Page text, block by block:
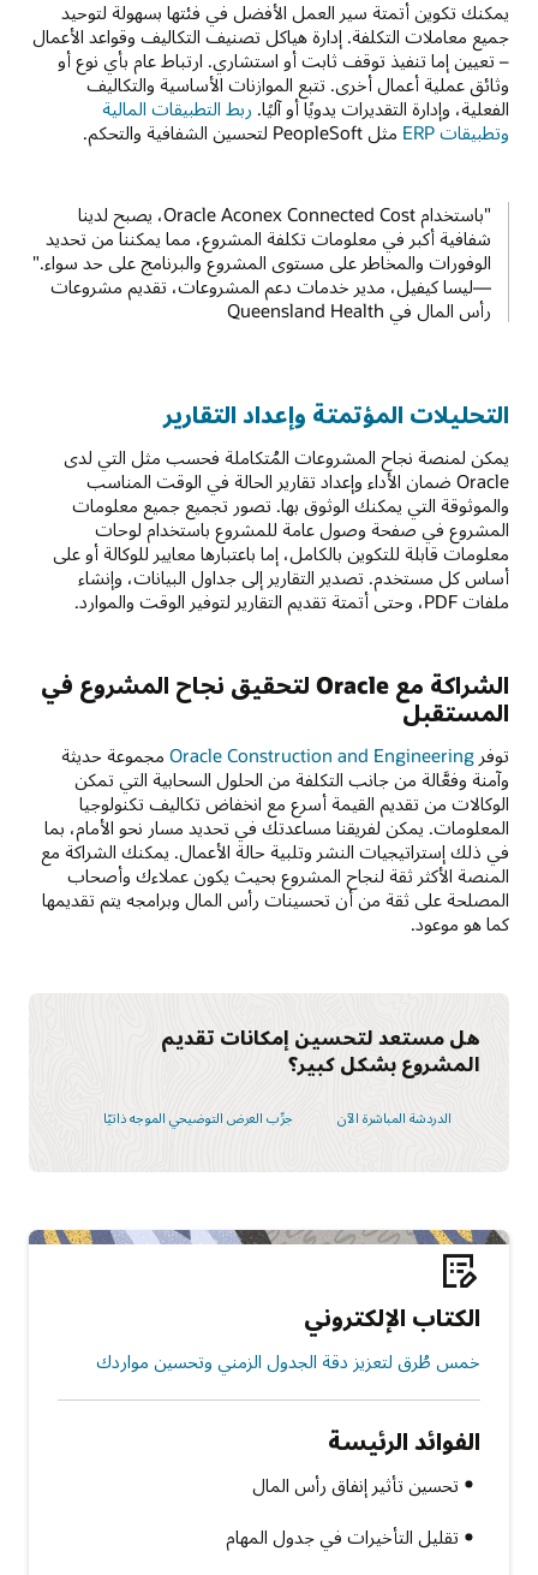
الكتاب الإلكتروني
خمس طُرق لتعزيز دقة الجدول الزمني وتحسين مواردك
الفوائد الرئيسة
تحسين تأثير إنفاق رأس المال
تقليل التأخيرات في جدول المهام
يمكنك تكوين أتمتة سير العمل الأفضل في فئتها بسهولة لتوحيد
جميع معاملات التكلفة. إدارة هياكل تصنيف التكاليف وقواعد الأعمال
– تعيين إما تنفيذ توقف ثابت أو استشاري. ارتباط عام بأي نوع أو
وثائق عملية أعمال أخرى. تتبع الموازنات الأساسية والتكاليف
الفعلية، وإدارة التقديرات يدويًا أو آليًا. ربط التطبيقات المالية
وتطبيقات ERP
مثل PeopleSoft لتحسين الشفافية والتحكم.
"باستخدام Oracle Aconex Connected Cost، يصبح لدينا
شفافية أكبر في معلومات تكلفة المشروع، مما يمكننا من تحديد
الوفورات والمخاطر على مستوى المشروع والبرنامج على حد سواء."
—ليسا كيفيل، مدير خدمات دعم المشروعات، تقديم مشروعات
رأس المال في Queensland Health
التحليلات المؤتمتة وإعداد التقارير
يمكن لمنصة نجاح المشروعات المُتكاملة فحسب مثل التي لدى
Oracle ضمان الأداء وإعداد تقارير الحالة في الوقت المناسب
والموثوقة التي يمكنك الوثوق بها. تصور تجميع جميع معلومات
المشروع في صفحة وصول عامة للمشروع باستخدام لوحات
معلومات قابلة للتكوين بالكامل، إما باعتبارها معايير للوكالة أو على
أساس كل مستخدم. تصدير التقارير إلى جداول البيانات، وإنشاء
ملفات PDF، وحتى أتمتة تقديم التقارير لتوفير الوقت والموارد.
الشراكة مع Oracle لتحقيق نجاح المشروع في
المستقبل
توفر Oracle Construction and Engineering مجموعة حديثة
وآمنة وفعَّالة من جانب التكلفة من الحلول السحابية التي تمكن
الوكالات من تقديم القيمة أسرع مع انخفاض تكاليف تكنولوجيا
المعلومات. يمكن لفريقنا مساعدتك في تحديد مسار نحو الأمام، بما
في ذلك إستراتيجيات النشر وتلبية حالة الأعمال. يمكنك الشراكة مع
المنصة الأكثر ثقة لنجاح المشروع بحيث يكون عملاءك وأصحاب
المصلحة على ثقة من أن تحسينات رأس المال وبرامجه يتم تقديمها
كما هو موعود.
هل مستعد لتحسين إمكانات تقديم
المشروع بشكل كبير؟
الدردشة المباشرة الآن جرِّب العرض التوضيحي الموجه ذاتيًا